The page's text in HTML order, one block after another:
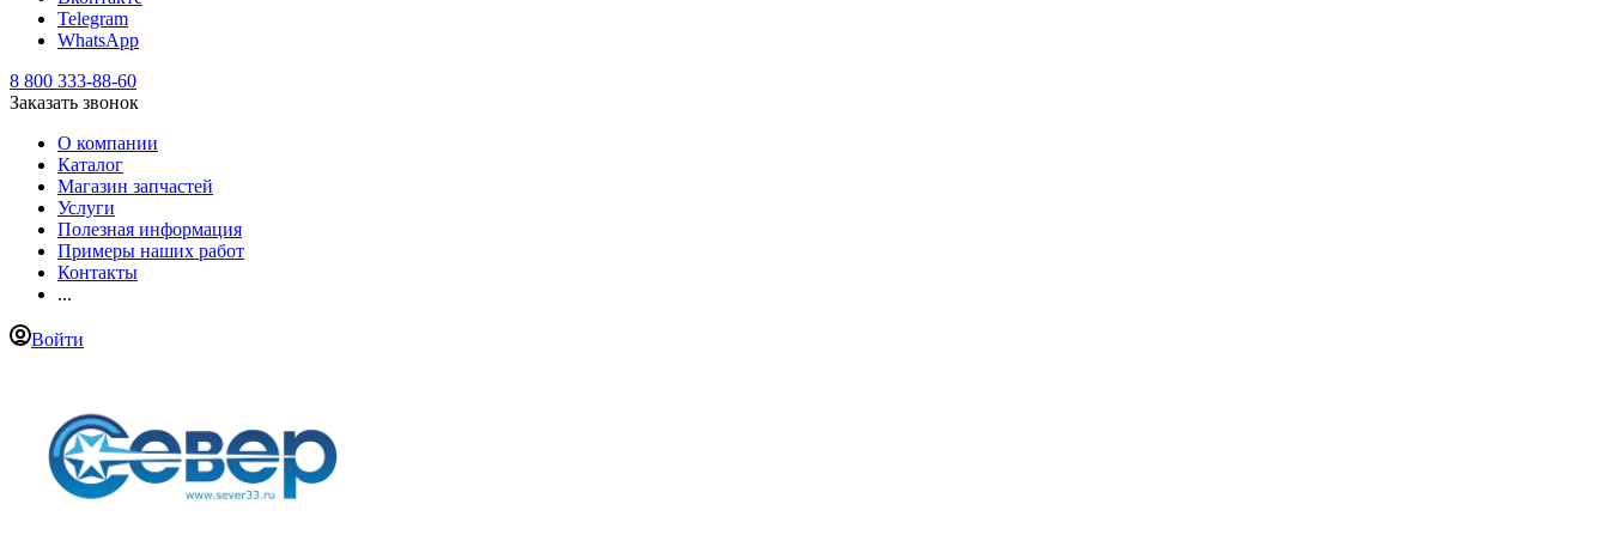
Telegram
WhatsApp
8 800 333-88-60
Заказать звонок
О компании
Каталог
Магазин запчастей
Услуги
Полезная информация
Примеры наших работ
Контакты
...
Войти